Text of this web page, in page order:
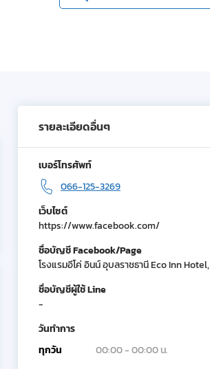
รายละเอียดอื่นๆ
เบอร์โทรศัพท์
066-125-3269
เว็บไซต์
https://www.facebook.com/
ชื่อบัญชี Facebook/Page
โรงแรมอีโค่ อินน์ อุบลราชธานี Eco Inn Hotel,
ชื่อบัญชีผู้ใช้ Line
-
วันทำการ
ทุกวัน
00:00 - 00:00 น.